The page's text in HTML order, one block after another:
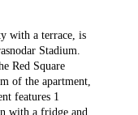
with a terrace, is
Stadium.
Red Square
of the apartment,
features 1
with a fridge and